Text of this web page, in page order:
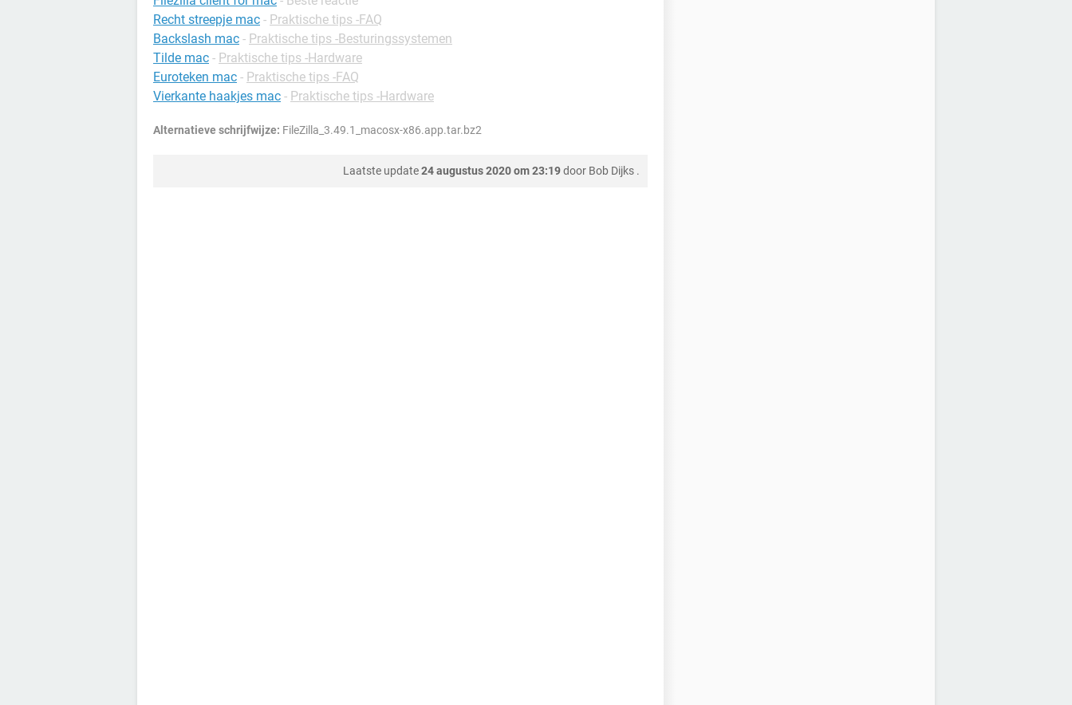
Recht streepje mac - Praktische tips -FAQ
Backslash mac - Praktische tips -Besturingssystemen
Tilde mac - Praktische tips -Hardware
Euroteken mac - Praktische tips -FAQ
Vierkante haakjes mac - Praktische tips -Hardware
Alternatieve schrijfwijze: FileZilla_3.49.1_macosx-x86.app.tar.bz2
Laatste update24 augustus 2020 om 23:19door Bob Dijks .